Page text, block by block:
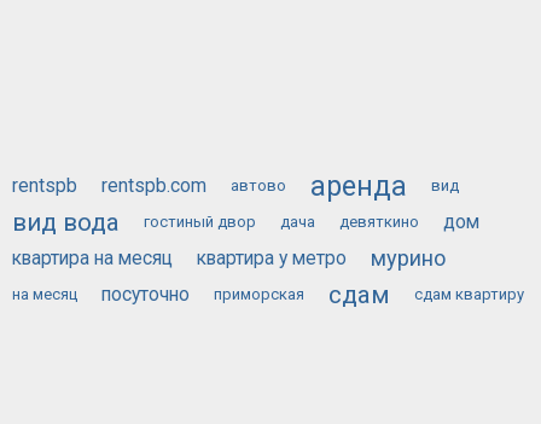
rentspb rentspb.com автово аренда вид
вид вода гостиный двор дача девяткино
дом
квартира на месяц
квартира у метро мурино
на месяц посуточно приморская сдам сдам квартиру